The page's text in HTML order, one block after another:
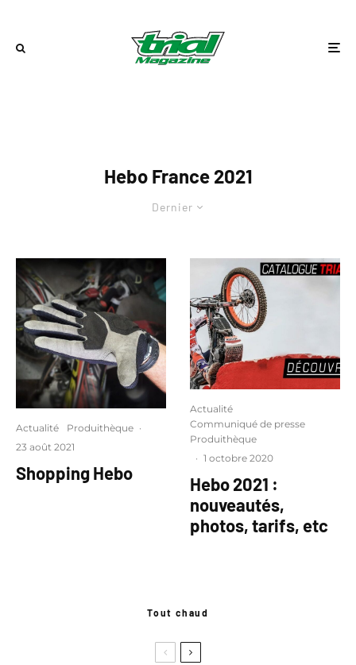
Hebo France 2021
Dernier
Actualité Produithèque ·
23 août 2021
Shopping Hebo
Actualité
Communiqué de presse
Produithèque
· 1 octobre 2020
Hebo 2021 :
nouveautés,
photos, tarifs, etc
Tout chaud